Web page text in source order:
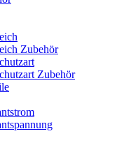
Zubehör
Zubehör